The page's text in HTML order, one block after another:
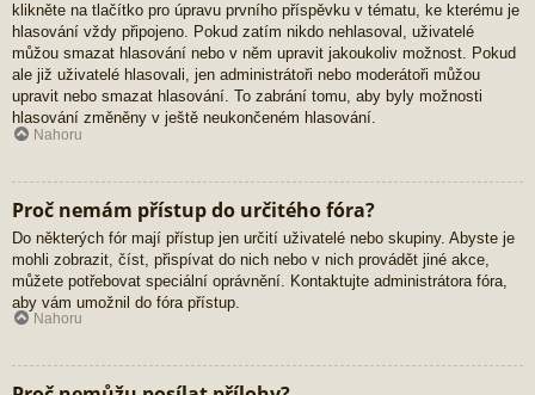
klikněte na tlačítko pro úpravu prvního příspěvku v tématu, ke kterému je
hlasování vždy připojeno. Pokud zatím nikdo nehlasoval, uživatelé
můžou smazat hlasování nebo v něm upravit jakoukoliv možnost. Pokud
ale již uživatelé hlasovali, jen administrátoři nebo moderátoři můžou
upravit nebo smazat hlasování. To zabrání tomu, aby byly možnosti
hlasování změněny v ještě neukončeném hlasování.
Nahoru
Proč nemám přístup do určitého fóra?
Do některých fór mají přístup jen určití uživatelé nebo skupiny. Abyste je
mohli zobrazit, číst, přispívat do nich nebo v nich provádět jiné akce,
můžete potřebovat speciální oprávnění. Kontaktujte administrátora fóra,
aby vám umožnil do fóra přístup.
Nahoru